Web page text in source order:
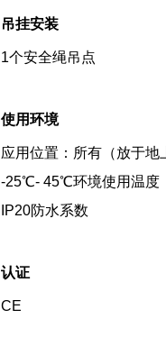
吊挂安装
1个安全绳吊点
使用环境
应用位置：所有（放于地
-25℃- 45℃环境使用温度
IP20防水系数
认证
CE